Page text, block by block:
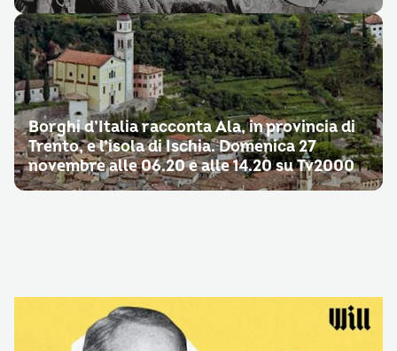
Borghi d’Italia racconta Ala, in provincia di
Trento, e l’isola di Ischia. Domenica 27
novembre alle 06.20 e alle 14.20 su Tv2000